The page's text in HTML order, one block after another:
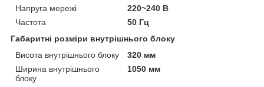
Напруга мережі
220~240 В
Частота
50 Гц
Габаритні розміри внутрішнього блоку
Висота внутрішнього блоку
320 мм
Ширина внутрішнього
блоку
1050 мм